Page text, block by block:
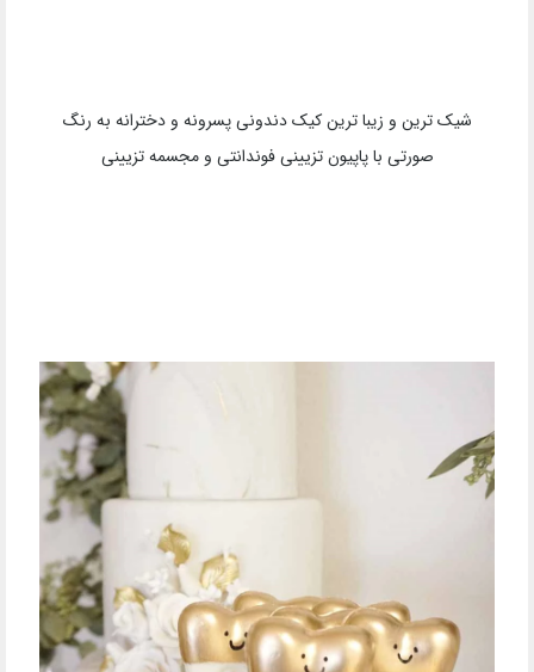
شیک ترین و زیبا ترین کیک دندونی پسرونه و دخترانه به رنگ
صورتی با پاپیون تزیینی فوندانتی و مجسمه تزیینی